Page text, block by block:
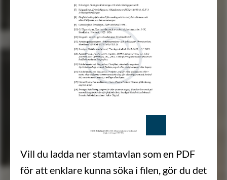
Vill du ladda ner stamtavlan som en PDF
för att enklare kunna söka i filen, gör du det